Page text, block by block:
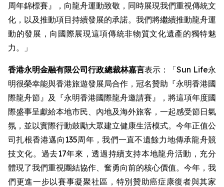
周年錦標賽』，向龍舟運動致敬，同時展現我們重視傳統文
化，以及推動項目持續發展的承諾。我們將繼續推動龍舟運
動的發展，向國際展現這項傳統非物質文化遺產的獨特魅
力。」
香港永明金融有限公司行政總裁林嘉言表示：「Sun Life永
明很榮幸能與香港旅遊發展局合作，冠名贊助『永明香港國
際龍舟節』及『永明香港國際龍舟邀請賽』，將這項年度國
際盛事呈獻給本地市民、內地及海外旅客，一起感受節日氣
氛，並以實際行動鼓勵大眾建立健康生活模式。今年正值公
司扎根香港邁向135周年，我們一直不遺餘力地傳承龍舟競
技文化。過去17年來，透過持續支持本地龍舟活動，充分
體現了我們重視團結協作、奮勇向前的核心價值。今年，我
們更進一步以賽事凝聚社區，特別贊助癌症康復者與其家